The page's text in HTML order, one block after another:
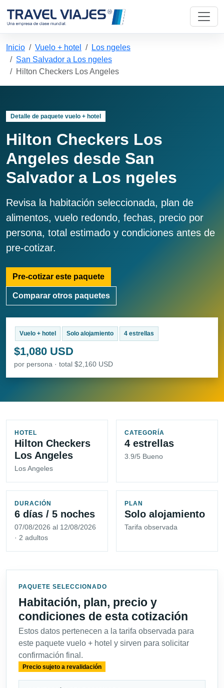
Inicio Vuelo + hotel
Los ngeles
San Salvador a Los ngeles
Hilton Checkers Los Angeles
Detalle de paquete vuelo + hotel
Hilton Checkers Los
Angeles desde San
Salvador a Los ngeles
Revisa la habitación seleccionada, plan de
alimentos, vuelo redondo, fechas, precio por
persona, total estimado y condiciones antes de
pre-cotizar.
Pre-cotizar este paquete
Comparar otros paquetes
Vuelo + hotel Solo alojamiento 4 estrellas
$1,080 USD
por persona · total $2,160 USD
HOTEL
Hilton Checkers
Los Angeles
Los Angeles
CATEGORÍA
4 estrellas
3.9/5 Bueno
DURACIÓN
6 días / 5 noches
07/08/2026 al 12/08/2026
· 2 adultos
PLAN
Solo alojamiento
Tarifa observada
PAQUETE SELECCIONADO
Habitación, plan, precio y
condiciones de esta cotización
Estos datos pertenecen a la tarifa observada para
este paquete vuelo + hotel y sirven para solicitar
confirmación final.
Precio sujeto a revalidación